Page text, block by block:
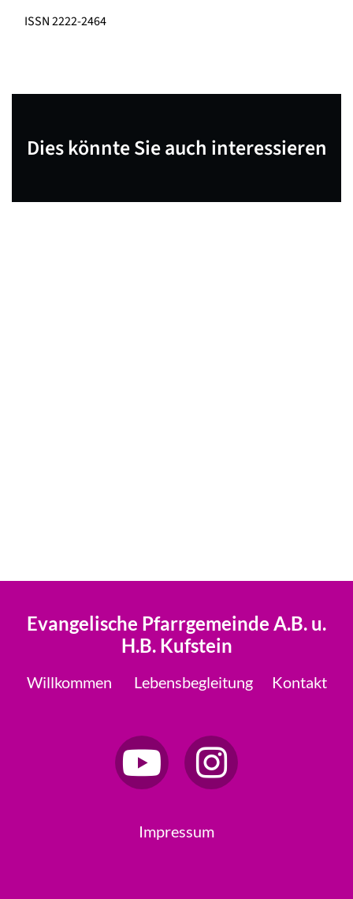
ISSN 2222-2464
Dies könnte Sie auch interessieren
Evangelische Pfarrgemeinde A.B. u.
H.B. Kufstein
Willkommen Lebensbegleitung Kontakt
Impressum